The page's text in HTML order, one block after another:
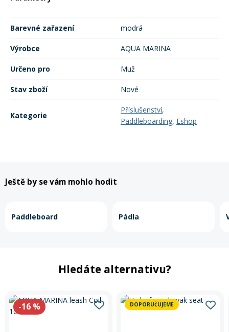
Rukavice na kolo
Barevné zařazení modrá
Výrobce AQUA MARINA
Určeno pro Muž
Stav zboží Nové
Kategorie
Příslušenství,
Paddleboarding, Eshop
Ještě by se vám mohlo hodit
Paddleboard Pádla
Hledáte alternativu?
-16 % DOPORUČUJEME